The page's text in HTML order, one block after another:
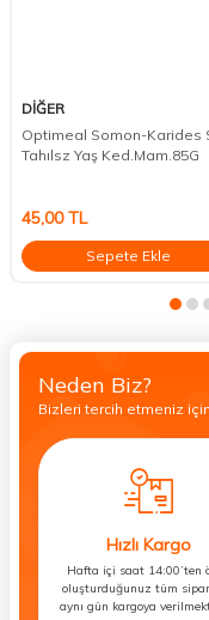
DİĞER
Optimeal Somon-Karides
Tahılsz Yaş Ked.Mam.85G
45,00TL
Sepete Ekle
Neden Biz?
Bizleri tercih etmeniz
Hızlı Kargo
Hafta içi saat 14:00’ten
oluşturduğunuz tüm
aynı gün kargoya